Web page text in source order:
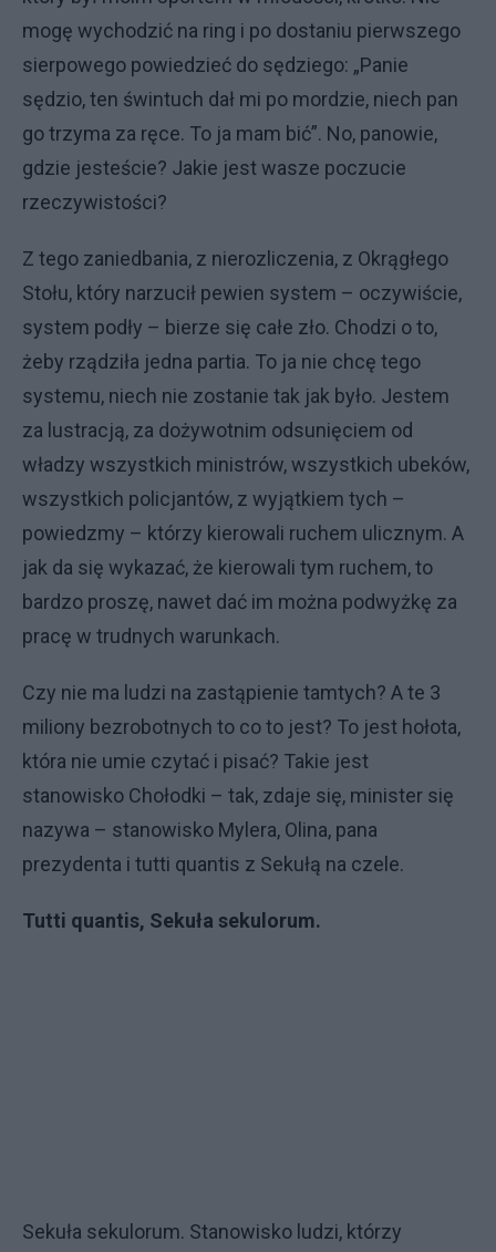
mogę wychodzić na ring i po dostaniu pierwszego
sierpowego powiedzieć do sędziego: „Panie
sędzio, ten świntuch dał mi po mordzie, niech pan
go trzyma za ręce. To ja mam bić”. No, panowie,
gdzie jesteście? Jakie jest wasze poczucie
rzeczywistości?
Z tego zaniedbania, z nierozliczenia, z Okrągłego
Stołu, który narzucił pewien system – oczywiście,
system podły – bierze się całe zło. Chodzi o to,
żeby rządziła jedna partia. To ja nie chcę tego
systemu, niech nie zostanie tak jak było. Jestem
za lustracją, za dożywotnim odsunięciem od
władzy wszystkich ministrów, wszystkich ubeków,
wszystkich policjantów, z wyjątkiem tych –
powiedzmy – którzy kierowali ruchem ulicznym. A
jak da się wykazać, że kierowali tym ruchem, to
bardzo proszę, nawet dać im można podwyżkę za
pracę w trudnych warunkach.
Czy nie ma ludzi na zastąpienie tamtych? A te 3
miliony bezrobotnych to co to jest? To jest hołota,
która nie umie czytać i pisać? Takie jest
stanowisko Chołodki – tak, zdaje się, minister się
nazywa – stanowisko Mylera, Olina, pana
prezydenta i tutti quantis z Sekułą na czele.
Tutti quantis, Sekuła sekulorum.
Sekuła sekulorum. Stanowisko ludzi, którzy